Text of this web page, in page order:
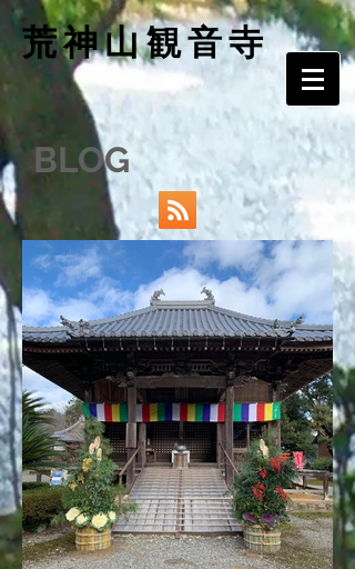
​荒神山観音寺
BLOG